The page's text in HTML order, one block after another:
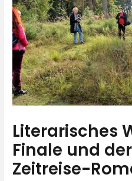
Literarisches
Finale und
Zeitreise-